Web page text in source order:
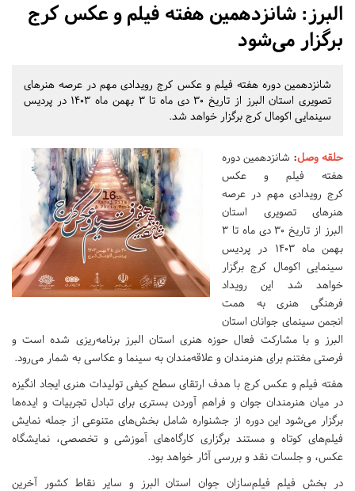
البرز: شانزدهمین هفته فیلم و عکس کرج
برگزار می‌شود
شانزدهمین دوره هفته فیلم و عکس کرج رویدادی مهم در عرصه هنرهای
تصویری استان البرز از تاریخ ۳۰ دی ماه تا ۳ بهمن ماه ۱۴۰۳ در پردیس
سینمایی اکومال کرج برگزار خواهد شد.
حلقه وصل: شانزدهمین دوره
هفته فیلم و عکس
کرج رویدادی مهم در عرصه
هنرهای تصویری استان
البرز از تاریخ ۳۰ دی ماه تا ۳
بهمن ماه ۱۴۰۳ در پردیس
سینمایی اکومال کرج برگزار
خواهد شد این رویداد
فرهنگی هنری به همت
انجمن سینمای جوانان استان
البرز و با مشارکت فعال حوزه هنری استان البرز برنامه‌ریزی شده است و
فرصتی مغتنم برای هنرمندان و علاقه‌مندان به سینما و عکاسی به شمار می‌رود.
هفته فیلم و عکس کرج با هدف ارتقای سطح کیفی تولیدات هنری ایجاد انگیزه
در میان هنرمندان جوان و فراهم آوردن بستری برای تبادل تجربیات و ایده‌ها
برگزار می‌شود این دوره از جشنواره شامل بخش‌های متنوعی از جمله نمایش
فیلم‌های کوتاه و مستند برگزاری کارگاه‌های آموزشی و تخصصی، نمایشگاه
عکس، و جلسات نقد و بررسی آثار خواهد بود.
در بخش فیلم فیلم‌سازان جوان استان البرز و سایر نقاط کشور آخرین